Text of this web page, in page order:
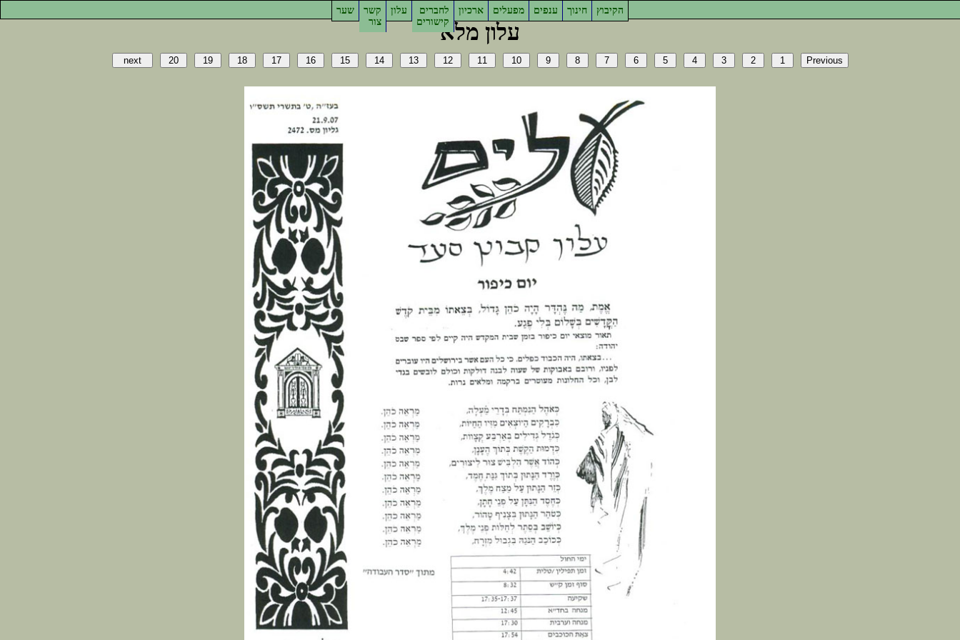
רעש
רשק
רוצ
ןולע
םירבחל
םירושיק
ןויכרא םילעפמ םיפנע ךוניח ץוביקה
אלמ ןולע